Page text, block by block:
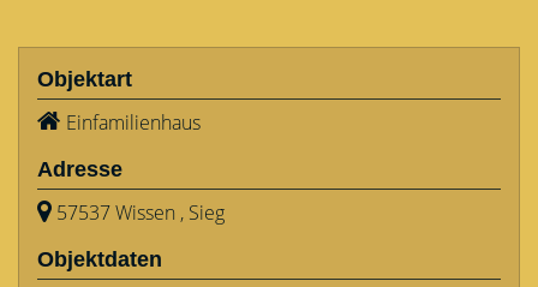
Objektart
Einfamilienhaus
Adresse
57537 Wissen , Sieg
Objektdaten